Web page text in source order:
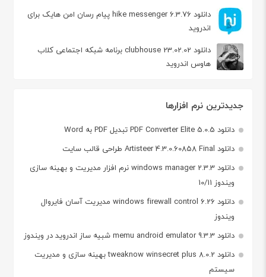
دانلود hike messenger 6.3.76 پیام‌ رسان‌ امن هایک برای
اندروید
دانلود clubhouse 23.02.02 برنامه شبکه اجتماعی کلاب
هاوس اندروید
جدیدترین نرم افزارها
دانلود PDF Converter Elite 5.0.5 تبدیل PDF به Word
دانلود Artisteer 4.3.0.60858 Final طراحی قالب سایت
دانلود windows manager 2.3.3 نرم افزار مدیریت و بهینه سازی
ویندوز 10/11
دانلود windows firewall control 6.26 مدیریت آسان فایروال
ویندوز
دانلود memu android emulator 9.3.3 شبیه ساز اندروید در ویندوز
دانلود tweaknow winsecret plus 8.0.2 بهینه سازی و مدیریت
سیستم